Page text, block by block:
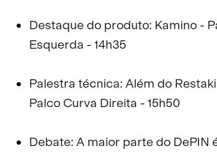
Destaque do produto: Kamino -
Esquerda - 14h35
Palestra técnica: Além do
Palco Curva Direita - 15h50
Debate: A maior parte do DePIN